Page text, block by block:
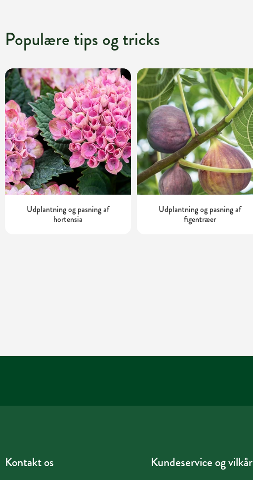
Populære tips og tricks
Udplantning og pasning af
hortensia
Udplantning og pasning af
figentræer
Kontakt os Kundeservice og vilkår